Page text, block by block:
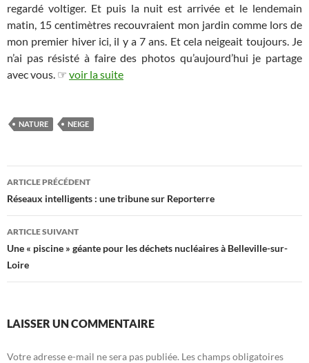
regardé voltiger. Et puis la nuit est arrivée et le lendemain
matin, 15 centimètres recouvraient mon jardin comme lors de
mon premier hiver ici, il y a 7 ans. Et cela neigeait toujours. Je
n’ai pas résisté à faire des photos qu’aujourd’hui je partage
avec vous. ☞ voir la suite
NATURE NEIGE
Navigation
des
articles
ARTICLE PRÉCÉDENT
Réseaux intelligents : une tribune sur Reporterre
ARTICLE SUIVANT
Une « piscine » géante pour les déchets nucléaires à Belleville-sur-
Loire
LAISSER UN COMMENTAIRE
Votre adresse e-mail ne sera pas publiée. Les champs obligatoires